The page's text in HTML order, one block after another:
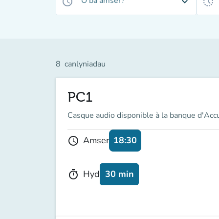
8 canlyniadau
PC1
Casque audio disponible à la banque
schedule Amser 18:30
timer Hyd 30 min